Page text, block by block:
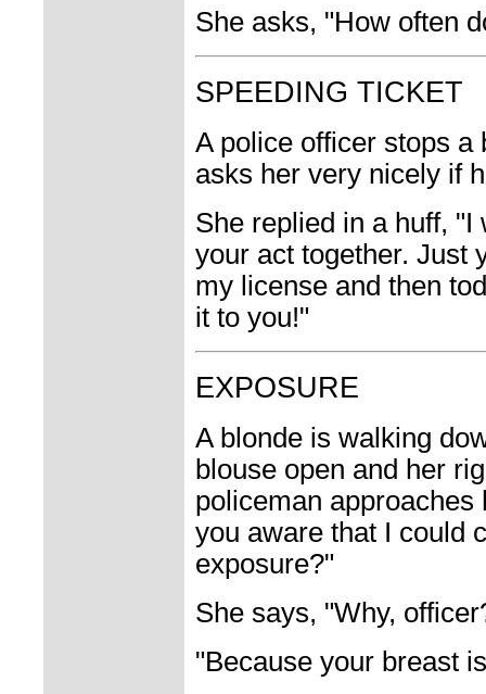
She asks, "How often
SPEEDING TICKET
A police officer stops a
asks her very nicely if
She replied in a huff,
your act together. Just
my license and then
it to you!"
EXPOSURE
A blonde is walking
blouse open and her
policeman
you aware that I could
exposure?"
She says, "Why,
"Because your breast